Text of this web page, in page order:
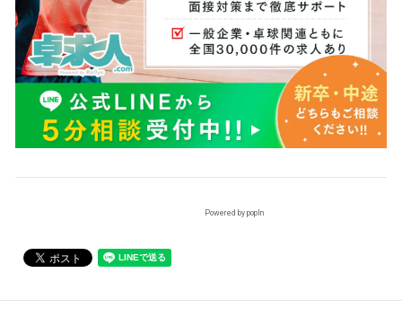
Powered by popIn